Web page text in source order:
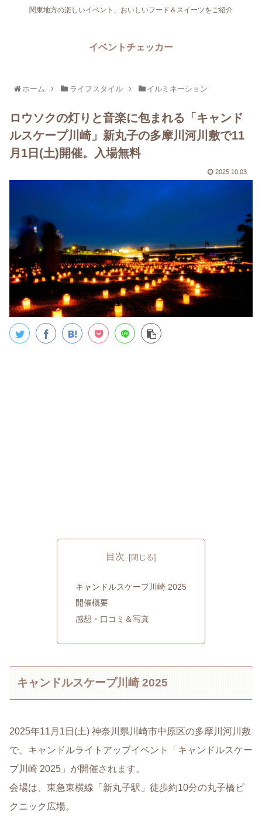
関東地方の楽しいイベント、おいしいフード＆スイーツをご紹介
イベントチェッカー
ホーム ライフスタイル イルミネーション
ロウソクの灯りと音楽に包まれる「キャンド
ルスケープ川崎」新丸子の多摩川河川敷で11
月1日(土)開催。入場無料
2025.10.03
目次
キャンドルスケープ川崎 2025
開催概要
感想・口コミ＆写真
キャンドルスケープ川崎 2025
2025年11月1日(土) 神奈川県川崎市中原区の多摩川河川敷
で、キャンドルライトアップイベント「キャンドルスケー
プ川崎 2025」が開催されます。
会場は、東急東横線「新丸子駅」徒歩約10分の丸子橋ピ
クニック広場。